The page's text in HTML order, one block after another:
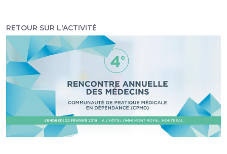
RETOUR SUR L'ACTIVITÉ